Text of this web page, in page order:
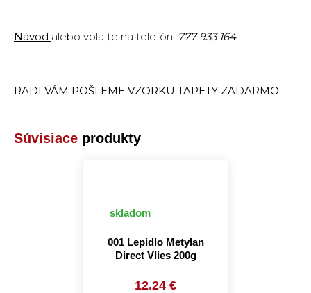
Návod alebo volajte na telefón: 777 933 164
RADI VÁM POŠLEME VZORKU TAPETY ZADARMO.
Súvisiace produkty
skladom
001 Lepidlo Metylan
Direct Vlies 200g
12.24 €